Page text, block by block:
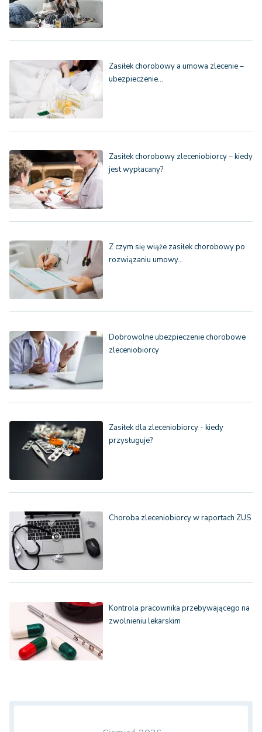
Zasiłek chorobowy a umowa zlecenie –
ubezpieczenie…
Zasiłek chorobowy zleceniobiorcy – kiedy
jest wypłacany?
Z czym się wiąże zasiłek chorobowy po
rozwiązaniu umowy…
Dobrowolne ubezpieczenie chorobowe
zleceniobiorcy
Zasiłek dla zleceniobiorcy - kiedy
przysługuje?
Choroba zleceniobiorcy w raportach ZUS
Kontrola pracownika przebywającego na
zwolnieniu lekarskim